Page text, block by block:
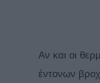
Αν και οι
έντονων